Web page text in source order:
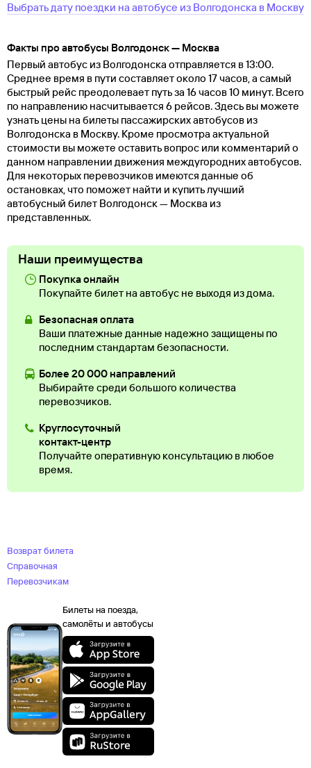
Выбрать дату поездки на автобусе из Волгодонска в Москву
Факты про автобусы Волгодонск — Москва
Первый автобус из Волгодонска отправляется в 13:00.
Среднее время в пути составляет около 17 часов, а самый
быстрый рейс преодолевает путь за 16 часов 10 минут. Всего
по направлению насчитывается 6 рейсов. Здесь вы можете
узнать цены на билеты пассажирских автобусов из
Волгодонска в Москву. Кроме просмотра актуальной
стоимости вы можете оставить вопрос или комментарий о
данном направлении движения междугородних автобусов.
Для некоторых перевозчиков имеются данные об
остановках, что поможет найти и купить лучший
автобусный билет Волгодонск — Москва из
представленных.
Наши преимущества
Покупка онлайн
Покупайте билет на автобус не выходя из дома.
Безопасная оплата
Ваши платежные данные надежно защищены по
последним стандартам безопасности.
Более 20 000 направлений
Выбирайте среди большого количества
перевозчиков.
Круглосуточный
контакт-центр
Получайте оперативную консультацию в любое
время.
Возврат билета
Справочная
Перевозчикам
Билеты на поезда,
самолёты и автобусы